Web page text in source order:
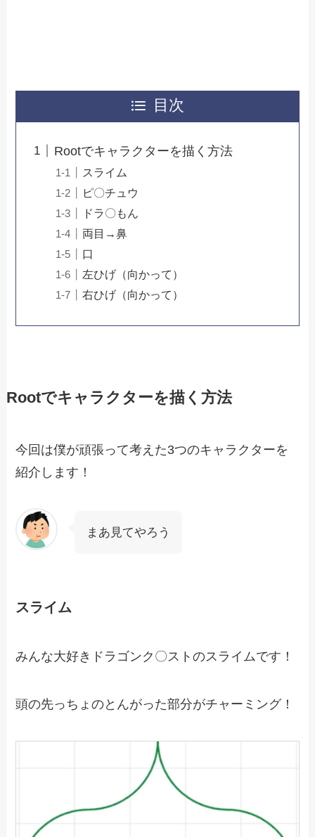
目次
Rootでキャラクターを描く方法
スライム
ピ〇チュウ
ドラ〇もん
両目→鼻
口
左ひげ（向かって）
右ひげ（向かって）
Rootでキャラクターを描く方法
今回は僕が頑張って考えた3つのキャラクターを
紹介します！
まあ見てやろう
スライム
みんな大好きドラゴンク〇ストのスライムです！
頭の先っちょのとんがった部分がチャーミング！